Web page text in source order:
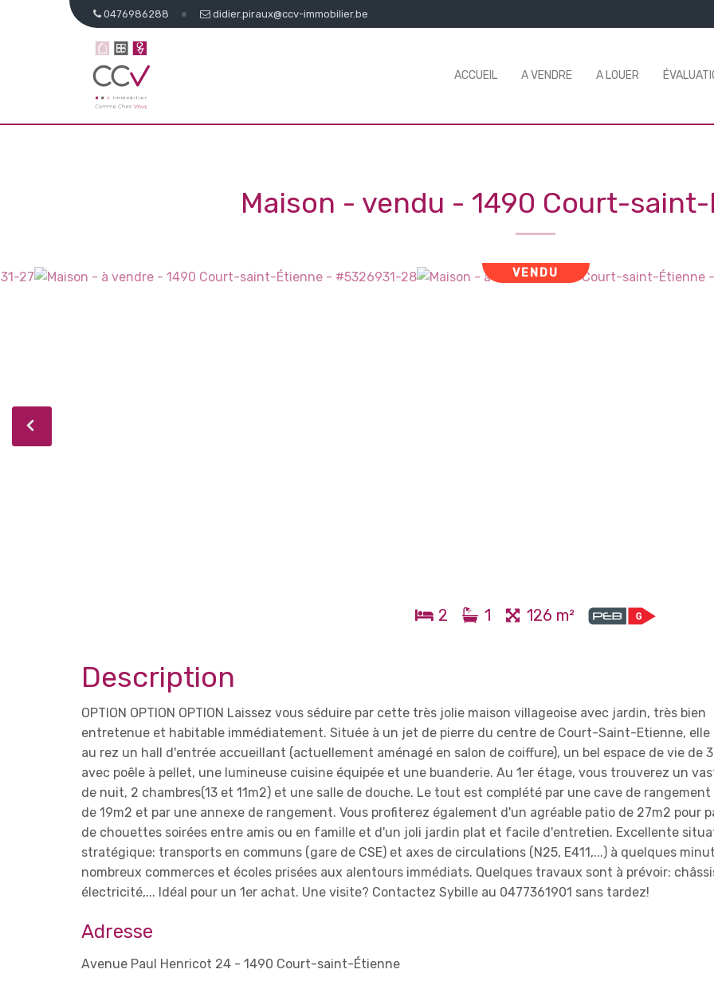
0476986288 didier.piraux@ccv-immobilier.be
ACCUEIL A VENDRE A LOUER
Maison - vendu - 1490 Court-
VENDU
2 1 126 m²
Description
OPTION OPTION OPTION Laissez vous séduire par cette très jolie maison villageoise avec jardin, très bien
entretenue et habitable immédiatement. Située à un jet de pierre du centre de Court-Saint-Etienne, elle
au rez un hall d'entrée accueillant (actuellement aménagé en salon de coiffure), un bel espace de vie de
avec poêle à pellet, une lumineuse cuisine équipée et une buanderie. Au 1er étage, vous trouverez un
de nuit, 2 chambres(13 et 11m2) et une salle de douche. Le tout est complété par une cave de rangement
de 19m2 et par une annexe de rangement. Vous profiterez également d'un agréable patio de 27m2 pour
de chouettes soirées entre amis ou en famille et d'un joli jardin plat et facile d'entretien. Excellente
stratégique: transports en communs (gare de CSE) et axes de circulations (N25, E411,...) à quelques
nombreux commerces et écoles prisées aux alentours immédiats. Quelques travaux sont à prévoir:
électricité,... Idéal pour un 1er achat. Une visite? Contactez Sybille au 0477361901 sans tardez!
Adresse
Avenue Paul Henricot 24 - 1490 Court-saint-Étienne